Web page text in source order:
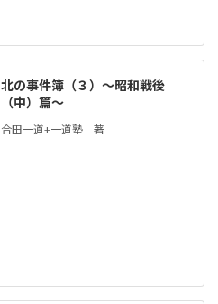
北の事件簿（３）～昭和戦後
（中）篇～
合田一道+一道塾 著